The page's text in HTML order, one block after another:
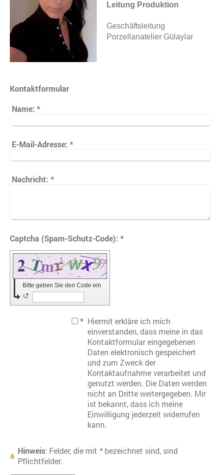
Leitung Produktion
Geschäftsleitung
Porzellanatelier Gülaylar
Kontaktformular
Name: *
E-Mail-Adresse: *
Nachricht: *
Captcha (Spam-Schutz-Code): *
Bitte geben Sie den Code ein
↺
* Hiermit erkläre ich mich
einverstanden, dass meine in das
Kontaktformular eingegebenen
Daten elektronisch gespeichert
und zum Zweck der
Kontaktaufnahme verarbeitet und
genutzt werden. Die Daten werden
nicht an Dritte weitergegeben. Mir
ist bekannt, dass ich meine
Einwilligung jederzeit widerrufen
kann.
Hinweis : Felder, die mit *bezeichnet sind, sind
Pflichtfelder.